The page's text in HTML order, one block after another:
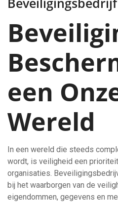
een
Wereld
In een wereld die steeds
wordt, is veiligheid een
organisaties.
bij het waarborgen van de
eigendommen, gegevens en